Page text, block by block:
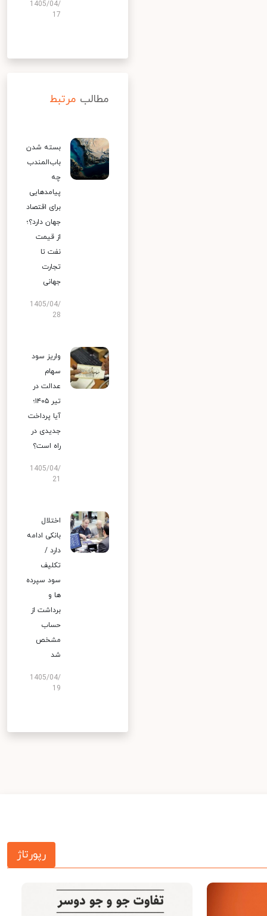
1405/04/
17
مطالب مرتبط
بسته شدن
باب‌المندب
چه
پیامدهایی
برای اقتصاد
جهان دارد؟؛
از قیمت
نفت تا
تجارت
جهانی
1405/04/
28
واریز سود
سهام
عدالت در
تیر ۱۴۰۵؛
آیا پرداخت
جدیدی در
راه است؟
1405/04/
اختلال
بانکی ادامه
دارد /
تکلیف
سود سپرده
ها و
برداشت از
حساب
مشخص
شد
1405/04/
19
رپورتاژ